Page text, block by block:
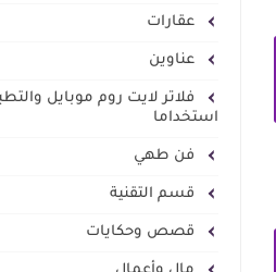
عقارات
عناوين
فلاتر لايت روم موبايل
استخداما
فن طهي
قسم التقنية
قصص وحكايات